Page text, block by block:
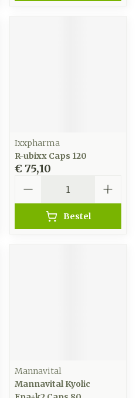
Ixxpharma
R-ubixx Caps 120
€ 75,10
Bestel
Mannavital
Mannavital Kyolic